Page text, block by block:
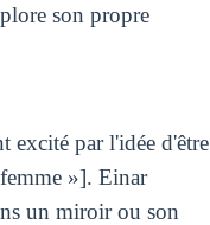
son propre
excité par l'idée d'être
»]. Einar
un miroir ou son